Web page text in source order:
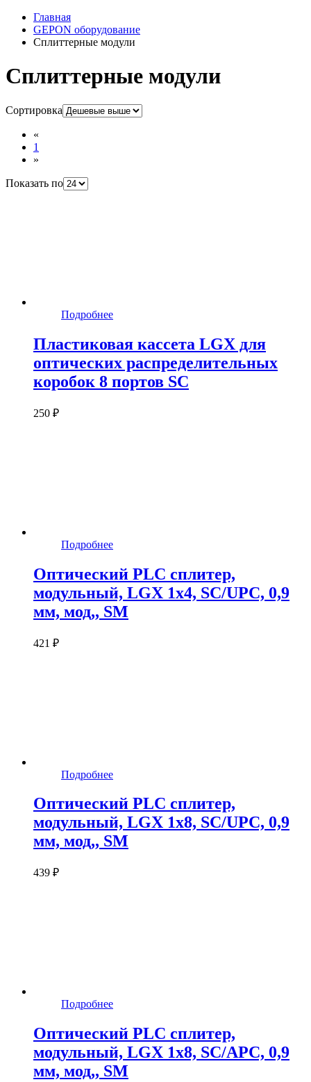
Главная
GEPON оборудование
Сплиттерные модули
Сплиттерные модули
Сортировка
«
1
»
Показать по
Подробнее
Пластиковая кассета LGX для
оптических распределительных
коробок 8 портов SC
250 ₽
Подробнее
Оптический PLC сплитер,
модульный, LGX 1x4, SC/UPC, 0,9
мм, мод,, SM
421 ₽
Подробнее
Оптический PLC сплитер,
модульный, LGX 1x8, SC/UPC, 0,9
мм, мод,, SM
439 ₽
Подробнее
Оптический PLC сплитер,
модульный, LGX 1x8, SC/APC, 0,9
мм, мод,, SM